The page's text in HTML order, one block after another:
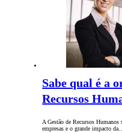
Sabe qual é a
Recursos
A Gestão de Recursos
empresas e o grande impacto